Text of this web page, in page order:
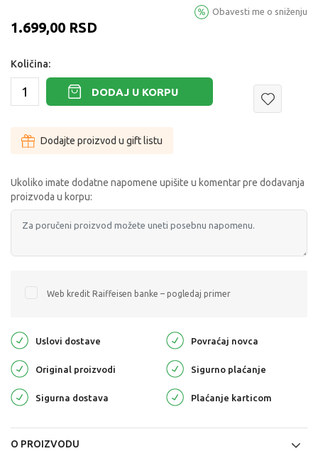
1.699,00 RSD
Obavesti me o sniženju
Količina:
DODAJ U KORPU
Dodajte proizvod u gift listu
Ukoliko imate dodatne napomene upišite u komentar pre dodavanja
proizvoda u korpu:
Web kredit Raiffeisen banke – pogledaj primer
Uslovi dostave Povraćaj novca
Original proizvodi Sigurno plaćanje
Sigurna dostava Plaćanje karticom
O PROIZVODU